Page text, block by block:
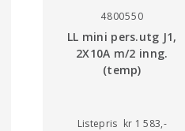
4800550
LL mini pers.utg J1,
2X10A m/2 inng.
(temp)
Listepris kr 1 583,-